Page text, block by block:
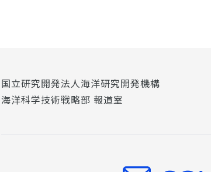
国立研究開発法人海洋研究開発機構
海洋科学技術戦略部 報道室